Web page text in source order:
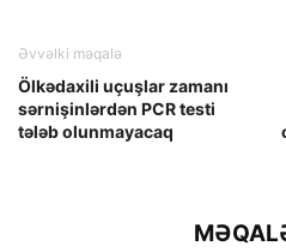
Əvvəlki məqalə
Ölkədaxili uçuşlar zamanı
sərnişinlərdən PCR testi
tələb olunmayacaq